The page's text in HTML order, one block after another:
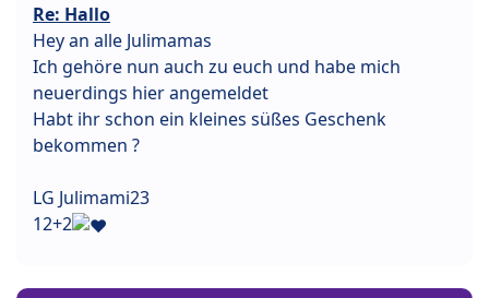
Re: Hallo
Hey an alle Julimamas
Ich gehöre nun auch zu euch und habe mich
neuerdings hier angemeldet
Habt ihr schon ein kleines süßes Geschenk
bekommen ?
LG Julimami23
12+2